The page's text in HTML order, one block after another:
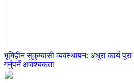
भूमिहीन सुकुम्बासी व्यवस्थापन: अधुरा कार्य पूरा
गर्नुपर्ने आवश्यकता